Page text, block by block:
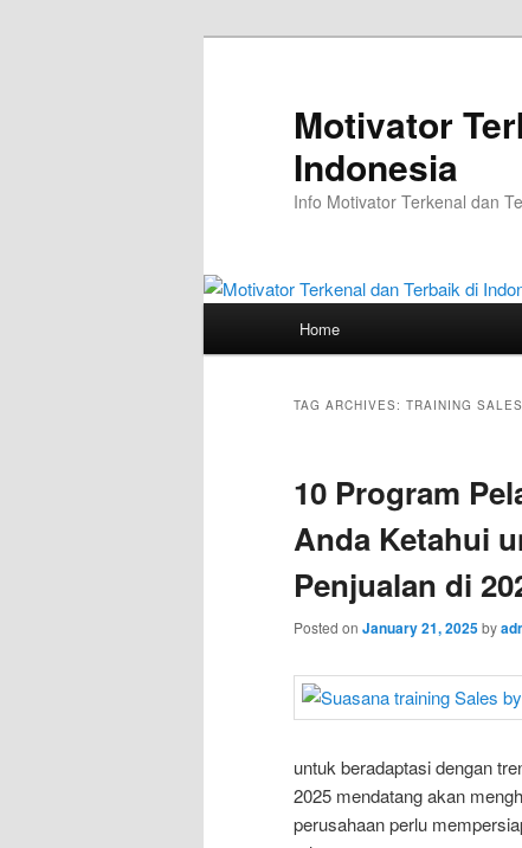
Motivator
Indonesia
Info Motivator Terkenal dan
Home
TAG ARCHIVES: TRAINING
10 Program
Anda Ketahui
Penjualan di
Posted on January 21, 2025by
untuk beradaptasi dengan
2025 mendatang akan
perusahaan perlu